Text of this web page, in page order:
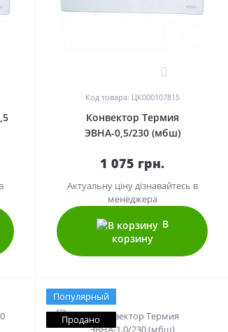
Код товара: ЦК000107815
Конвектор Термия
ЭВНА-0,5/230 (мбш)
1 075 грн.
Актуальну ціну дізнавайтесь в
менеджера
В
корзину
Популярный
Продано